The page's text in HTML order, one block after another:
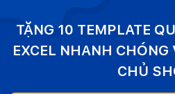
TẶNG 10 TEMPLATE
EXCEL NHANH CHÓNG
CHỦ